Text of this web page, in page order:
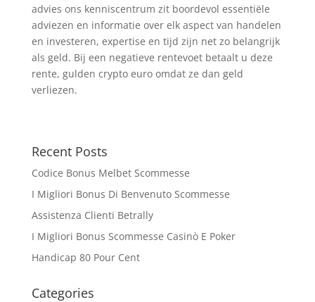
advies ons kenniscentrum zit boordevol essentiële
adviezen en informatie over elk aspect van handelen
en investeren, expertise en tijd zijn net zo belangrijk
als geld. Bij een negatieve rentevoet betaalt u deze
rente, gulden crypto euro omdat ze dan geld
verliezen.
Recent Posts
Codice Bonus Melbet Scommesse
I Migliori Bonus Di Benvenuto Scommesse
Assistenza Clienti Betrally
I Migliori Bonus Scommesse Casinò E Poker
Handicap 80 Pour Cent
Categories